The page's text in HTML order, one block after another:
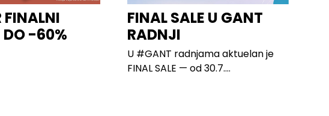
DO -60%
FINAL SALE U GANT
RADNJI
U #GANT radnjama aktuelan je
FINAL SALE — od 30.7....